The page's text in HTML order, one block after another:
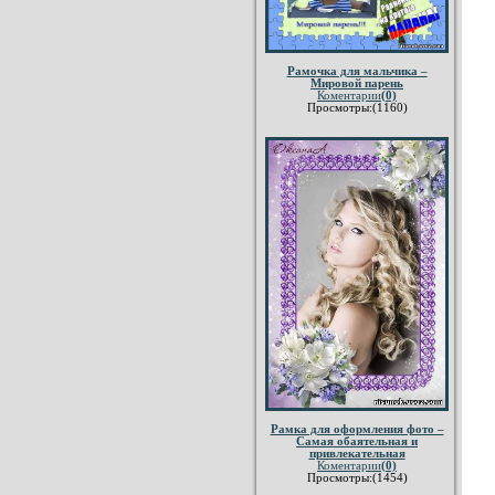
Рамочка для мальчика –
Мировой парень
Коментарии(0)
Просмотры:(1160)
Рамка для оформления фото –
Самая обаятельная и
привлекательная
Коментарии(0)
Просмотры:(1454)